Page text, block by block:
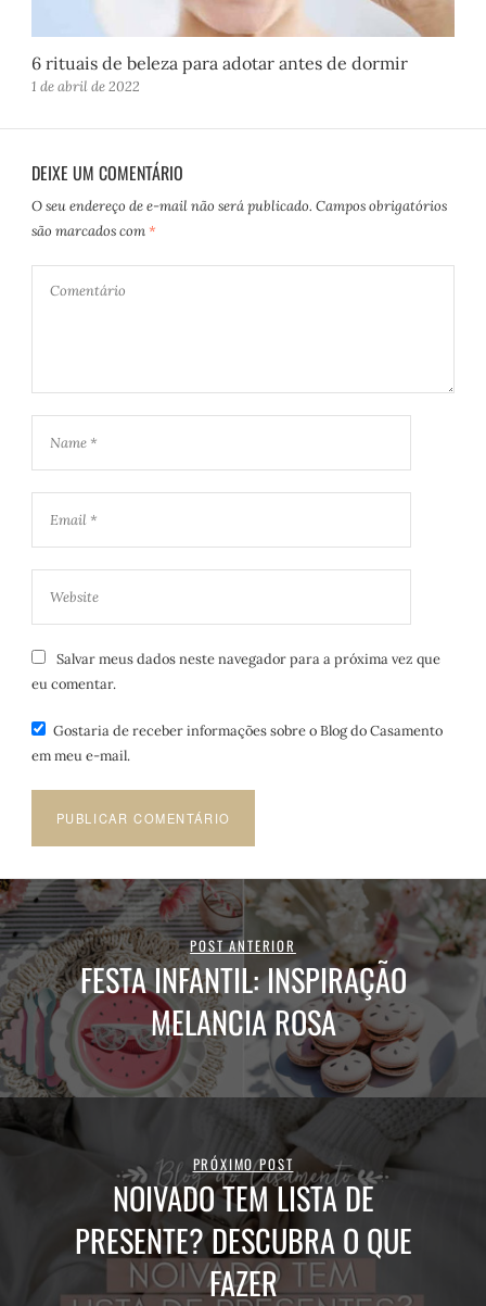
6 rituais de beleza para adotar antes de dormir
1 de abril de 2022
DEIXE UM COMENTÁRIO
O seu endereço de e-mail não será publicado. Campos obrigatórios
são marcados com *
Salvar meus dados neste navegador para a próxima vez que
eu comentar.
Gostaria de receber informações sobre o Blog do Casamento
em meu e-mail.
POST ANTERIOR
FESTA INFANTIL: INSPIRAÇÃO
MELANCIA ROSA
PRÓXIMO POST
NOIVADO TEM LISTA DE
PRESENTE? DESCUBRA O QUE
FAZER